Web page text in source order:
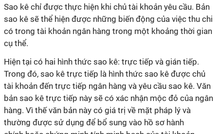
Sao kê chỉ được thực hiện khi chủ tài khoản yêu cầu. Bản
sao kê sẽ thể hiện được những biến động của việc thu chi
có trong tài khoản ngân hàng trong một khoảng thời gian
cụ thể.
Hiện tại có hai hình thức sao kê: trực tiếp và gián tiếp.
Trong đó, sao kê trực tiếp là hình thức sao kê được chủ
tài khoản đến trực tiếp ngân hàng và yêu cầu sao kê. Văn
bản sao kê trực tiếp này sẽ có xác nhận mộc đỏ của ngân
hàng. Vì thế văn bản này có giá trị về mặt pháp lý và
thường được sử dụng để bổ sung vào hồ sơ hành